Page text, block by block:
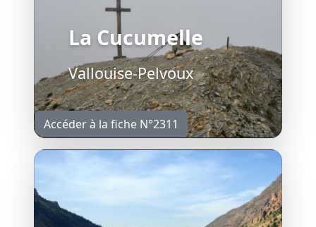
La Cucumelle
Vallouise-Pelvoux
Accéder à la fiche N°2311